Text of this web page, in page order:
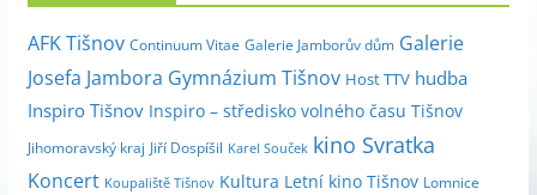
v
d
l
e
m
AFK Tišnov Continuum Vitae Galerie Jamborův dům Galerie
Josefa Jambora Gymnázium Tišnov Host TTV hudba
Inspiro Tišnov Inspiro – středisko volného času Tišnov
Jihomoravský kraj Jiří Dospíšil Karel Souček kino Svratka
Koncert Koupaliště Tišnov Kultura Letní kino Tišnov Lomnice